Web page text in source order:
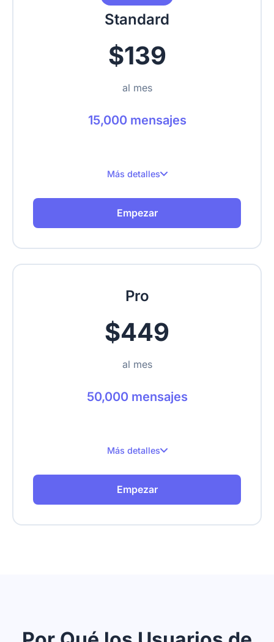
Sube texto, URLs, videos, PDFs
Standard
$139
al mes
15,000 mensajes
Más detalles
15,000 mensajes al mes
Empezar
Pro
$449
al mes
50,000 mensajes
Más detalles
50,000 mensajes al mes
Empezar